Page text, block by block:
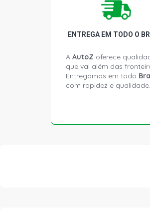
ENTREGA EM TODO O
A AutoZ oferece
que vai além das
Entregamos em todo
com rapidez e qualidade.